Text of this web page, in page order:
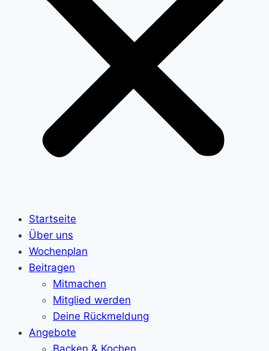
Startseite
Über uns
Wochenplan
Beitragen
Mitmachen
Mitglied werden
Deine Rückmeldung
Angebote
Backen & Kochen